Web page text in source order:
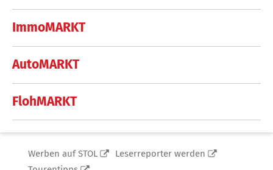
ImmoMARKT
AutoMARKT
FlohMARKT
Werben auf STOL
Leserreporter werden